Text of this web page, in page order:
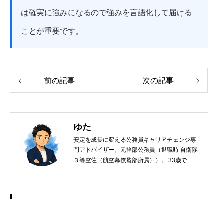
は確実に強みになるので強みを言語化して届ける
ことが重要です。
前の記事 次の記事
ゆた
安定を成長に変える公務員キャリアチェンジ専
門アドバイザー。元幹部公務員（退職時 自衛隊
３等空佐（航空幕僚監部所属））。 33歳で